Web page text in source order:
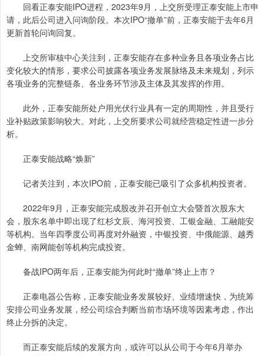
回看正泰安能IPO进程，2023年9月，上交所受理正泰安能上市申
请，此后公司进入问询阶段。本次IPO“撤单”前，正泰安能于去年6月
更新首轮问询回复。
上交所审核中心关注到，正泰安能存在多种业务且各项业务占比
变化较大的情形，要求公司披露各项业务发展脉络及未来规划，列示
各项业务的完整链条、各业务环节涉及主体及其发挥的作用。
此外，正泰安能所处户用光伏行业具有一定的周期性，并且受行
业补贴政策影响较大。对此，上交所要求公司就经营稳定性进一步分
析。
正泰安能战略“焕新”
记者关注到，本次IPO前，正泰安能已吸引了众多机构投资者。
2022年9月，正泰安能完成股改并召开创立大会暨首次股东大
会，股东名单中即出现了红杉文辰、海河投资、工银金融、工融能安
等机构。当年四季度公司再度对外融资，中银投资、中俄能源、越秀
金蝉、南网能创等机构完成投资。
备战IPO两年后，正泰安能为何此时“撤单”终止上市？
正泰电器公告称，正泰安能业务发展较好、业绩增速快，为统筹
安排公司业务发展，经公司综合判断当前市场环境等因素考虑，作出
终止分拆的决定。
而正泰安能后续的发展方向，或许可以从公司于今年6月举办